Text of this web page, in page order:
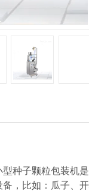
子颗粒包装机是
，比如：瓜子、